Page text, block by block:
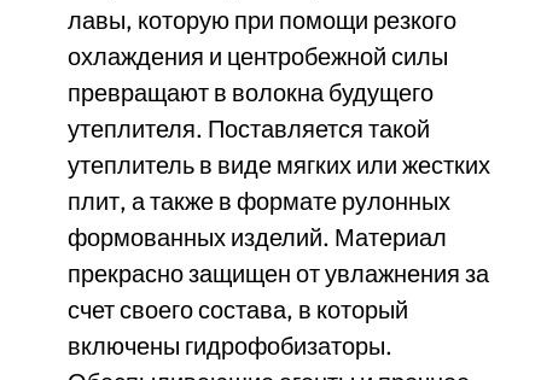
лавы, которую при помощи резкого
охлаждения и центробежной силы
превращают в волокна будущего
утеплителя. Поставляется такой
утеплитель в виде мягких или жестких
плит, а также в формате рулонных
формованных изделий. Материал
прекрасно защищен от увлажнения за
счет своего состава, в который
включены гидрофобизаторы.